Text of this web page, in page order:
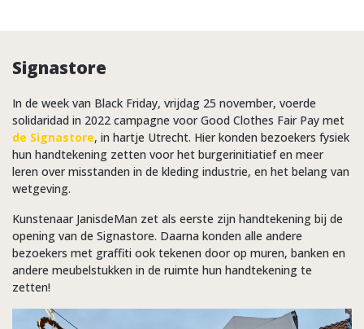
Signastore
In de week van Black Friday, vrijdag 25 november, voerde
solidaridad in 2022 campagne voor Good Clothes Fair Pay met
de Signastore, in hartje Utrecht. Hier konden bezoekers fysiek
hun handtekening zetten voor het burgerinitiatief en meer
leren over misstanden in de kleding industrie, en het belang van
wetgeving.
Kunstenaar JanisdeMan zet als eerste zijn handtekening bij de
opening van de Signastore. Daarna konden alle andere
bezoekers met graffiti ook tekenen door op muren, banken en
andere meubelstukken in de ruimte hun handtekening te
zetten!